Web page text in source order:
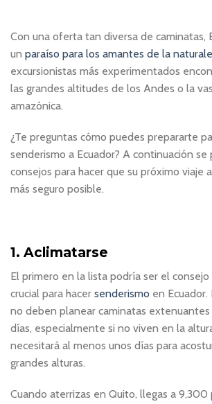
Con una oferta tan diversa de caminatas,
un paraíso para los amantes de la
excursionistas más experimentados
las grandes altitudes de los Andes o la
amazónica.
¿Te preguntas cómo puedes prepararte
senderismo a Ecuador? A continuación se
consejos para hacer que su próximo viaje
más seguro posible.
1. Aclimatarse
El primero en la lista podría ser el consejo
crucial para hacer senderismo en Ecuador.
no deben planear caminatas
días, especialmente si no viven en la
necesitará al menos unos días para
grandes alturas.
Cuando aterrizas en Quito, llegas a 9,300